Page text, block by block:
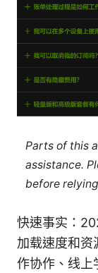
Parts of this
assistance.
before
快速事实：
加载速度和资
作协作、线上